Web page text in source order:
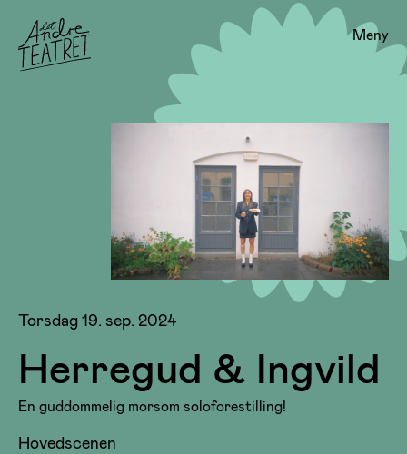
Meny
Torsdag 19. sep. 2024
Herregud & Ingvild
En guddommelig morsom soloforestilling!
Hovedscenen